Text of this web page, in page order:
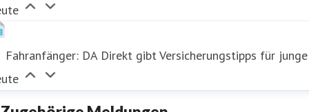
Fahranfänger: DA Direkt gibt Versicherungstipps für junge